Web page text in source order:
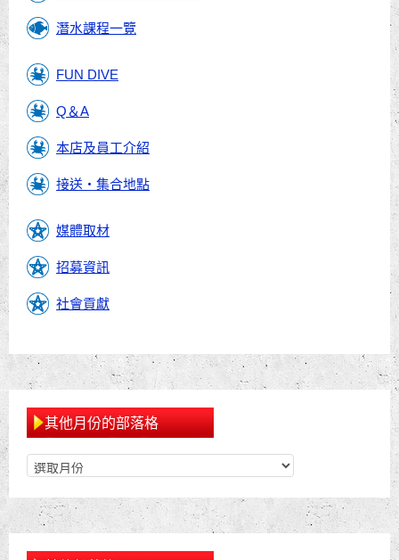
潛水課程一覽
FUN DIVE
Q＆A
本店及員工介紹
接送・集合地點
媒體取材
招募資訊
社會貢獻
其他月份的部落格